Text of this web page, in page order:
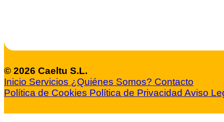
© 2026 Caeltu S.L.
Inicio Servicios ¿Quiénes Somos? Contacto
Política de Cookies Política de Privacidad Aviso